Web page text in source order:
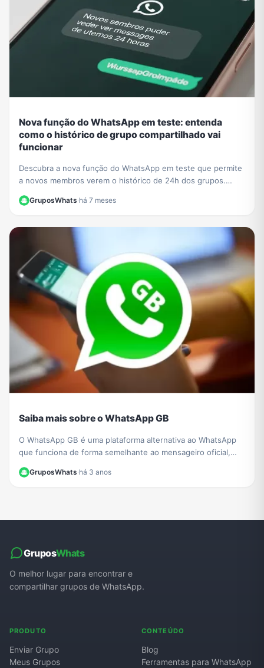
Nova função do WhatsApp em teste: entenda
como o histórico de grupo compartilhado vai
funcionar
Descubra a nova função do WhatsApp em teste que permite
a novos membros verem o histórico de 24h dos grupos.
Saiba o impacto na privacidade e como se preparar.
GruposWhats·há 7 meses
Saiba mais sobre o WhatsApp GB
O WhatsApp GB é uma plataforma alternativa ao WhatsApp
que funciona de forma semelhante ao mensageiro oficial,
GruposWhats·há 3 anos
GruposWhats
O melhor lugar para encontrar e
compartilhar grupos de WhatsApp.
PRODUTO
Enviar Grupo
Meus Grupos
CONTEÚDO
Blog
Ferramentas para WhatsApp